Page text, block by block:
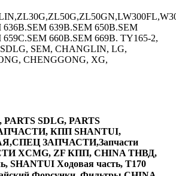
639B.SEM 650B.SEM
660B.SEM 669B. TY165-2,
SEM, CHANGLIN, LG,
CHENGGONG, XG,
SDLG, PARTS
КПП SHANTUI,
ЗАПЧАСТИ,Запчасти
XCMG, ZF КПП, CHINA ТНВД,
SHANTUI Ходовая часть, T170